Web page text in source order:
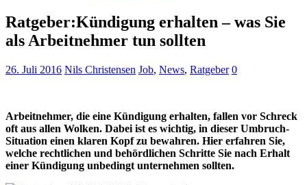
Ratgeber:Kündigung erhalten – was Sie
als Arbeitnehmer tun sollten
26. Juli 2016 Nils Christensen Job, News, Ratgeber 0
Arbeitnehmer, die eine Kündigung erhalten, fallen vor Schreck
oft aus allen Wolken. Dabei ist es wichtig, in dieser Umbruch-
Situation einen klaren Kopf zu bewahren. Hier erfahren Sie,
welche rechtlichen und behördlichen Schritte Sie nach Erhalt
einer Kündigung unbedingt unternehmen sollten.